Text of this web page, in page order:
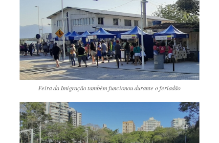
Feira da Imigração também funcionou durante o feriadão